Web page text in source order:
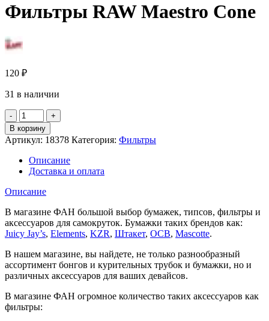
Фильтры RAW Maestro Cone
120 ₽
31 в наличии
Количество
товара
Фильтры
RAW
Maestro
Cone
В корзину
Артикул: 18378 Категория: Фильтры
Описание
Доставка и оплата
Описание
В магазине ФАН большой выбор бумажек, типсов, фильтры и
аксессуаров для самокруток. Бумажки таких брендов как:
Juicy Jay’s, Elements, KZR, Штакет, OCB, Mascotte.
В нашем магазине, вы найдете, не только разнообразный
ассортимент бонгов и курительных трубок и бумажки, но и
различных аксессуаров для ваших девайсов.
В магазине ФАН огромное количество таких аксессуаров как
фильтры: